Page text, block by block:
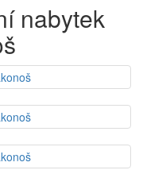
nabytek